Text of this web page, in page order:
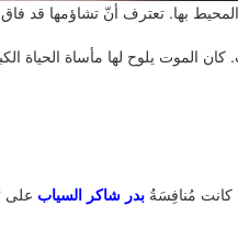
المحيط بها. تعترف أنّ تشاؤمها قد
الموت يلوح لها مأساة الحياة
كانت مُنافِسَةُ بدر شاكر السياب على